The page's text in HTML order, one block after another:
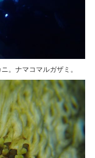
。ナマコマルガザミ。